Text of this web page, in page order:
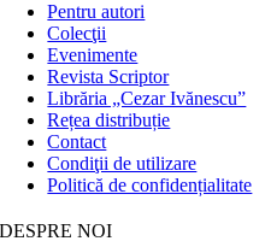
Pentru autori
Colecţii
Evenimente
Revista Scriptor
Librăria „Cezar Ivănescu”
Rețea distribuție
Contact
Condiţii de utilizare
Politică de confidențialitate
DESPRE NOI